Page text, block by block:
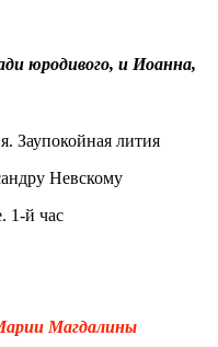
юродивого, и Иоанна,
Заупокойная лития
Невскому
1-й час
Магдалины